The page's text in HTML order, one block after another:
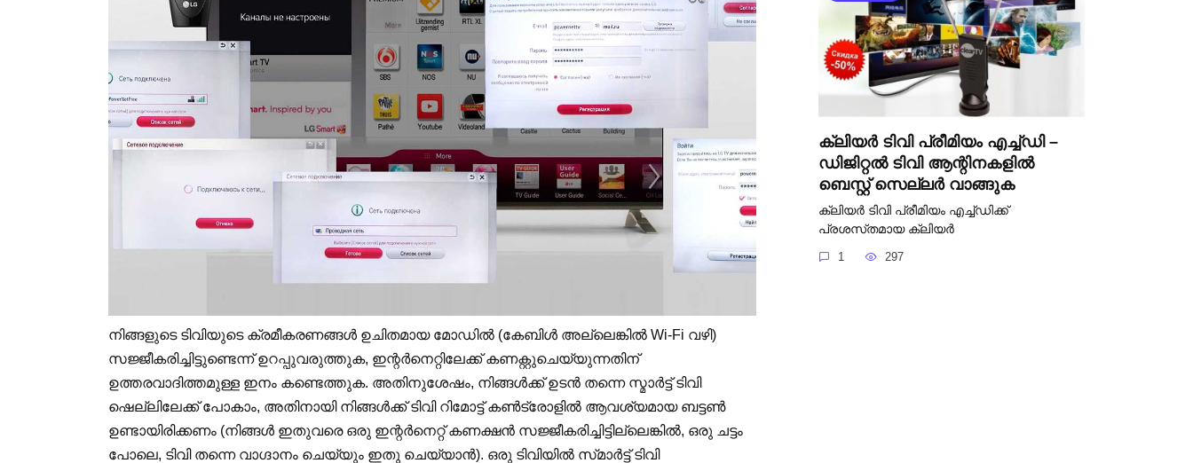
നിങ്ങളുടെ ടിവിയുടെ ക്രമീകരണങ്ങൾ ഉചിതമായ മോഡിൽ (കേബിൾ അല്ലെങ്കിൽ Wi-Fi വഴി)
സജ്ജീകരിച്ചിട്ടുണ്ടെന്ന് ഉറപ്പുവരുത്തുക, ഇന്റർനെറ്റിലേക്ക് കണക്റ്റുചെയ്യുന്നതിന്
ഉത്തരവാദിത്തമുള്ള ഇനം കണ്ടെത്തുക. അതിനുശേഷം, നിങ്ങൾക്ക് ഉടൻ തന്നെ സ്മാർട്ട് ടിവി
ഷെല്ലിലേക്ക് പോകാം, അതിനായി നിങ്ങൾക്ക് ടിവി റിമോട്ട് കൺട്രോളിൽ ആവശ്യമായ ബട്ടൺ
ഉണ്ടായിരിക്കണം (നിങ്ങൾ ഇതുവരെ ഒരു ഇന്റർനെറ്റ് കണക്ഷൻ സജ്ജീകരിച്ചിട്ടില്ലെങ്കിൽ, ഒരു ചട്ടം
പോലെ, ടിവി തന്നെ വാഗ്ദാനം ചെയ്യും ഇതു ചെയ്യാൻ). ഒരു ടിവിയിൽ സ്‌മാർട്ട് ടിവി
ക്ലിയർ ടിവി പ്രീമിയം എച്ച്ഡി –
ഡിജിറ്റൽ ടിവി ആന്റിനകളിൽ
ബെസ്റ്റ് സെല്ലർ വാങ്ങുക
ക്ലിയർ ടിവി പ്രീമിയം എച്ച്‌ഡിക്ക്
പ്രശസ്‌തമായ ക്ലിയർ
1 297